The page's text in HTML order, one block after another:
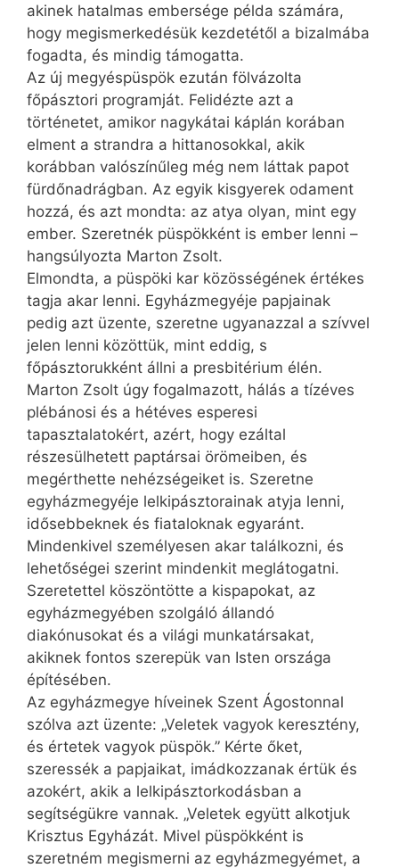
akinek hatalmas embersége példa számára,
hogy megismerkedésük kezdetétől a bizalmába
fogadta, és mindig támogatta.
Az új megyéspüspök ezután fölvázolta
főpásztori programját. Felidézte azt a
történetet, amikor nagykátai káplán korában
elment a strandra a hittanosokkal, akik
korábban valószínűleg még nem láttak papot
fürdőnadrágban. Az egyik kisgyerek odament
hozzá, és azt mondta: az atya olyan, mint egy
ember. Szeretnék püspökként is ember lenni –
hangsúlyozta Marton Zsolt.
Elmondta, a püspöki kar közösségének értékes
tagja akar lenni. Egyházmegyéje papjainak
pedig azt üzente, szeretne ugyanazzal a szívvel
jelen lenni közöttük, mint eddig, s
főpásztorukként állni a presbitérium élén.
Marton Zsolt úgy fogalmazott, hálás a tízéves
plébánosi és a hétéves esperesi
tapasztalatokért, azért, hogy ezáltal
részesülhetett paptársai örömeiben, és
megérthette nehézségeiket is. Szeretne
egyházmegyéje lelkipásztorainak atyja lenni,
idősebbeknek és fiataloknak egyaránt.
Mindenkivel személyesen akar találkozni, és
lehetőségei szerint mindenkit meglátogatni.
Szeretettel köszöntötte a kispapokat, az
egyházmegyében szolgáló állandó
diakónusokat és a világi munkatársakat,
akiknek fontos szerepük van Isten országa
építésében.
Az egyházmegye híveinek Szent Ágostonnal
szólva azt üzente: „Veletek vagyok keresztény,
és értetek vagyok püspök.” Kérte őket,
szeressék a papjaikat, imádkozzanak értük és
azokért, akik a lelkipásztorkodásban a
segítségükre vannak. „Veletek együtt alkotjuk
Krisztus Egyházát. Mivel püspökként is
szeretném megismerni az egyházmegyémet, a